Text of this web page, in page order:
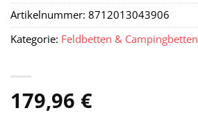
179,96 €
Artikelnummer: 8712013043906
Kategorie: Feldbetten & Campingbetten